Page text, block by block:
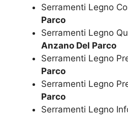
Serramenti Legno
Parco
Serramenti Legno
Anzano Del Parco
Serramenti Legno
Parco
Serramenti Legno
Parco
Serramenti Legno